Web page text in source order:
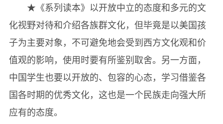
★《系列读本》以开放中立的态度和多元的文
化视野对待和介绍各族群文化，但毕竟是以美国孩
子为主要对象，不可避免地会受到西方文化观和价
值观的影响，使用时要有所鉴别取舍。另一方面，
中国学生也要以开放的、包容的心态，学习借鉴各
国各时期的优秀文化，这也是一个民族走向强大所
应有的态度。